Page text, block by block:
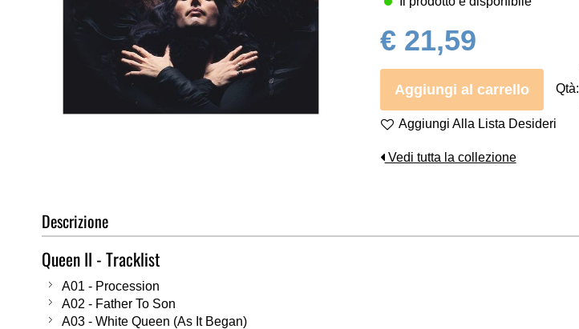
di
immagini
€ 21,59
Aggiungi al carrello Qtà:
Aggiungi Alla Lista Desideri
Vedi tutta la collezione
Descrizione
Queen II - Tracklist
A01 - Procession
A02 - Father To Son
A03 - White Queen (As It Began)